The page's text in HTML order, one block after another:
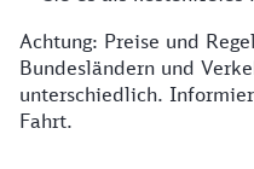
Achtung: Preise und
Bundesländern und
unterschiedlich.
Fahrt.